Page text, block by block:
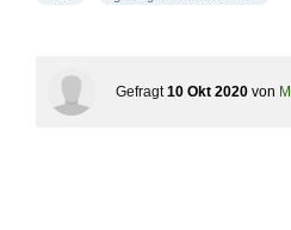
Gefragt 10 Okt 2020 von